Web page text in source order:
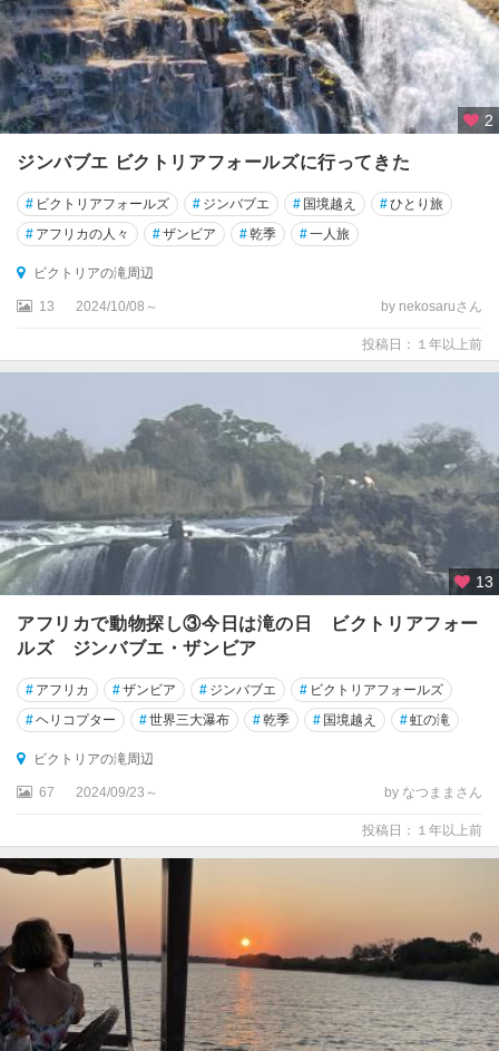
2
ジンバブエ ビクトリアフォールズに行ってきた
# ビクトリアフォールズ # ジンバブエ # 国境越え #ひとり旅
# アフリカの人々 #ザンビア #乾季 #一人旅
ビクトリアの滝周辺
13 2024/10/08～ by nekosaruさん
投稿日：１年以上前
13
アフリカで動物探し③今日は滝の日 ビクトリアフォー
ルズ ジンバブエ・ザンビア
# アフリカ #ザンビア # ジンバブエ # ビクトリアフォールズ
#ヘリコプター #世界三大瀑布 #乾季 # 国境越え #虹の滝
ビクトリアの滝周辺
67 2024/09/23～ by なつままさん
投稿日：１年以上前